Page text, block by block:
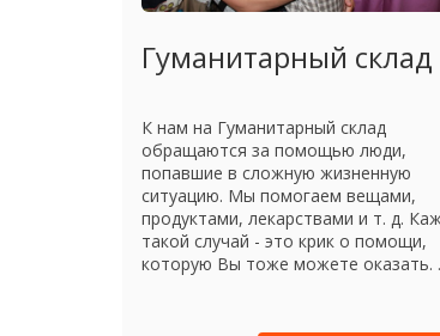
Гуманитарный склад
К нам на Гуманитарный склад
обращаются за помощью люди,
попавшие в сложную жизненную
ситуацию. Мы помогаем вещами,
продуктами, лекарствами и т. д.
такой случай - это крик о помощи,
которую Вы тоже можете оказать.